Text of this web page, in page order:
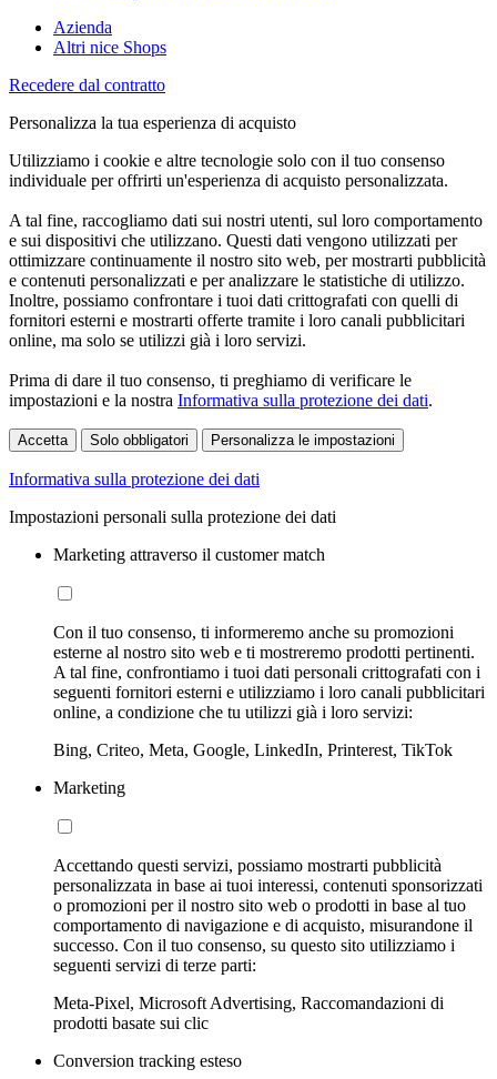
Azienda
Altri nice Shops
Recedere dal contratto
Personalizza la tua esperienza di acquisto
Utilizziamo i cookie e altre tecnologie solo con il tuo consenso
individuale per offrirti un'esperienza di acquisto personalizzata.
A tal fine, raccogliamo dati sui nostri utenti, sul loro comportamento
e sui dispositivi che utilizzano. Questi dati vengono utilizzati per
ottimizzare continuamente il nostro sito web, per mostrarti pubblicità
e contenuti personalizzati e per analizzare le statistiche di utilizzo.
Inoltre, possiamo confrontare i tuoi dati crittografati con quelli di
fornitori esterni e mostrarti offerte tramite i loro canali pubblicitari
online, ma solo se utilizzi già i loro servizi.
Prima di dare il tuo consenso, ti preghiamo di verificare le
impostazioni e la nostra Informativa sulla protezione dei dati.
Accetta Solo obbligatori Personalizza le impostazioni
Informativa sulla protezione dei dati
Impostazioni personali sulla protezione dei dati
Marketing attraverso il customer match
Con il tuo consenso, ti informeremo anche su promozioni
esterne al nostro sito web e ti mostreremo prodotti pertinenti.
A tal fine, confrontiamo i tuoi dati personali crittografati con i
seguenti fornitori esterni e utilizziamo i loro canali pubblicitari
online, a condizione che tu utilizzi già i loro servizi:
Bing, Criteo, Meta, Google, LinkedIn, Printerest, TikTok
Marketing
Accettando questi servizi, possiamo mostrarti pubblicità
personalizzata in base ai tuoi interessi, contenuti sponsorizzati
o promozioni per il nostro sito web o prodotti in base al tuo
comportamento di navigazione e di acquisto, misurandone il
successo. Con il tuo consenso, su questo sito utilizziamo i
seguenti servizi di terze parti:
Meta-Pixel, Microsoft Advertising, Raccomandazioni di
prodotti basate sui clic
Conversion tracking esteso